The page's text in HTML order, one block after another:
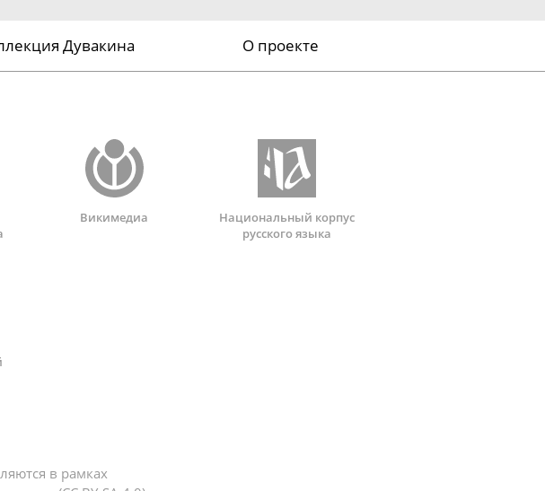
Дувакина О проекте
Викимедиа
Национальный корпус
русского языка
в рамках